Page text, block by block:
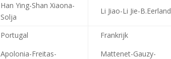
Han Ying-Shan Xiaona-
Solja
Li Jiao-Li Jie-B.Eerland
Portugal
Apolonia-Freitas-
Frankrijk
Mattenet-Gauzy-